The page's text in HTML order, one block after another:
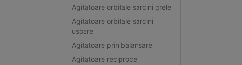
Agitatoare orbitale sarcini grele
Agitatoare orbitale sarcini
usoare
Agitatoare prin balansare
Agitatoare reciproce